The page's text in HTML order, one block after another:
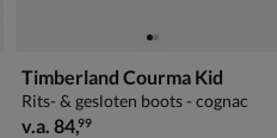
Timberland Courma Kid
Rits- & gesloten boots - cognac
vanaf € 84,99
v.a. 84,99